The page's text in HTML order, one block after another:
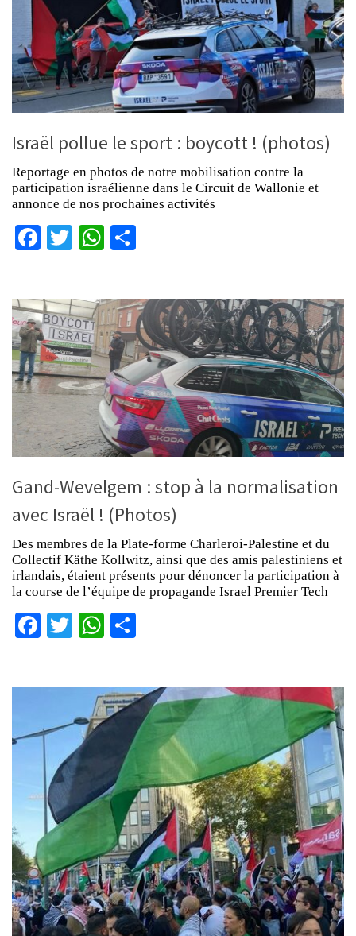
Israël pollue le sport : boycott ! (photos)
Reportage en photos de notre mobilisation contre la
participation israélienne dans le Circuit de Wallonie et
annonce de nos prochaines activités
Facebook
TwitterWhatsApp
Gand-Wevelgem : stop à la normalisation
avec Israël ! (Photos)
Des membres de la Plate-forme Charleroi-Palestine et du
Collectif Käthe Kollwitz, ainsi que des amis palestiniens et
irlandais, étaient présents pour dénoncer la participation à
la course de l’équipe de propagande Israel Premier Tech
Facebook
TwitterWhatsApp